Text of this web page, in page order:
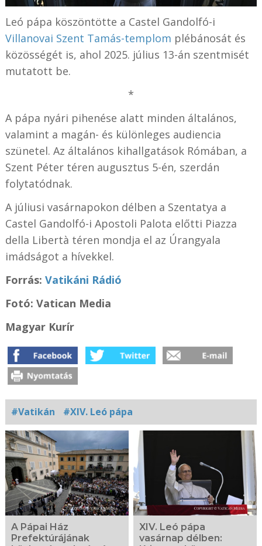
Leó pápa köszöntötte a Castel Gandolfó-i
Villanovai Szent Tamás-templom plébánosát és
közösségét is, ahol 2025. július 13-án szentmisét
mutatott be.
*
A pápa nyári pihenése alatt minden általános,
valamint a magán- és különleges audiencia
szünetel. Az általános kihallgatások Rómában, a
Szent Péter téren augusztus 5-én, szerdán
folytatódnak.
A júliusi vasárnapokon délben a Szentatya a
Castel Gandolfó-i Apostoli Palota előtti Piazza
della Libertà téren mondja el az Úrangyala
imádságot a hívekkel.
Forrás: Vatikáni Rádió
Fotó: Vatican Media
Magyar Kurír
#Vatikán #XIV. Leó pápa
Kapcsolódó
fotógaléria
A Pápai Ház
Prefektúrájának
XIV. Leó pápa
vasárnap délben: